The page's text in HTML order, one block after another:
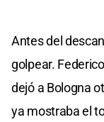
Antes del
golpear.
dejó a Bologna
ya mostraba el